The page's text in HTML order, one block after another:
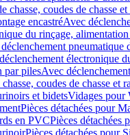
chasse, coudes de chasse
encastréAvec
du rinçage,
pneumatique
électronique
par pilesAvec
coudes de chasse et
et bidetsVidages pour
Pièces détachées pour
en PVCPièces détachées
Pièces détachées pour